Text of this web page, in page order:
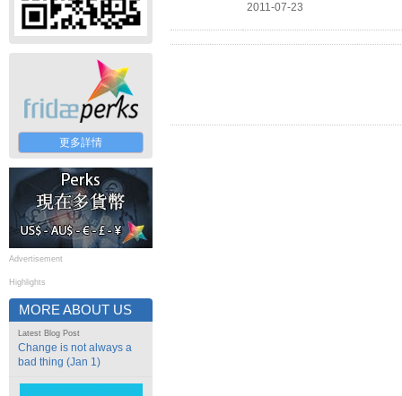
更多詳情
Advertisement
Highlights
MORE ABOUT US
Latest Blog Post
Change is not always a
bad thing (Jan 1)
2011-07-23